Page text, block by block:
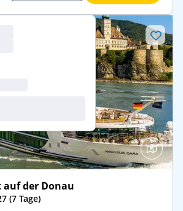
der Donau
(7 Tage)